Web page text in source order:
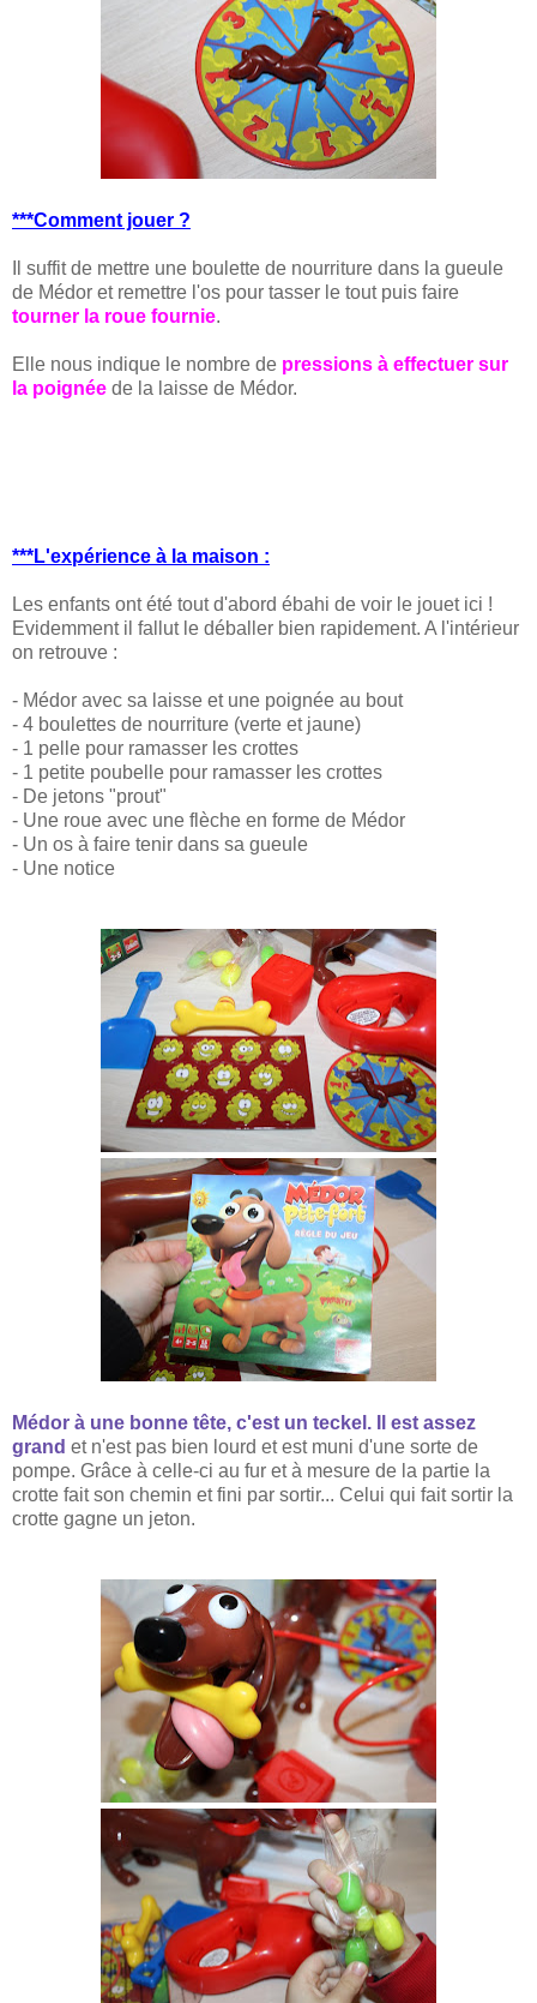
***Comment jouer ?
Il suffit de mettre une boulette de nourriture dans la gueule
de Médor et remettre l'os pour tasser le tout puis faire
tourner la roue fournie.
Elle nous indique le nombre de pressions à effectuer sur
la poignée de la laisse de Médor.
***L'expérience à la maison :
Les enfants ont été tout d'abord ébahi de voir le jouet ici !
Evidemment il fallut le déballer bien rapidement. A l'intérieur
on retrouve :
- Médor avec sa laisse et une poignée au bout
- 4 boulettes de nourriture (verte et jaune)
- 1 pelle pour ramasser les crottes
- 1 petite poubelle pour ramasser les crottes
- De jetons "prout"
- Une roue avec une flèche en forme de Médor
- Un os à faire tenir dans sa gueule
- Une notice
Médor à une bonne tête, c'est un teckel. Il est assez
grand et n'est pas bien lourd et est muni d'une sorte de
pompe. Grâce à celle-ci au fur età mesure de la partie la
crotte fait son chemin et fini par sortir... Celui qui fait sortir la
crotte gagne un jeton.